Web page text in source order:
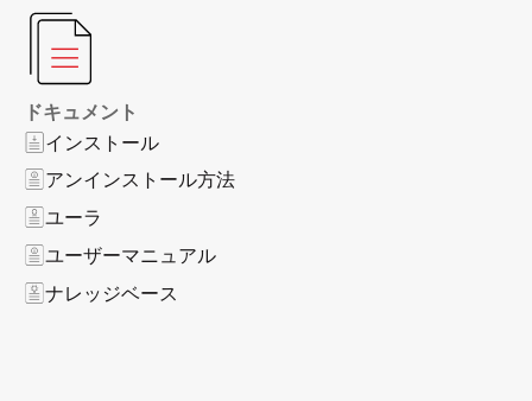
ドキュメント
インストール
アンインストール方法
ユーラ
ユーザーマニュアル
ナレッジベース